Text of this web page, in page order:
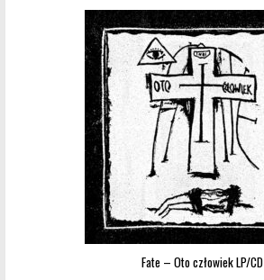
Fate – Oto człowiek LP/CD